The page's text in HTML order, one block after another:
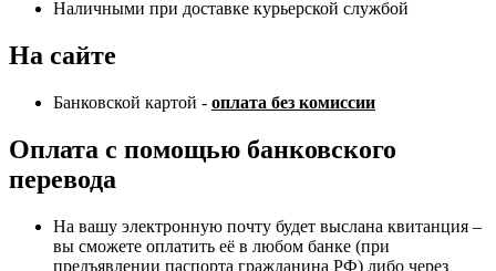
Наличными при доставке курьерской службой
На сайте
Банковской картой - оплата без комиссии
Оплата с помощью банковского
перевода
На вашу электронную почту будет выслана квитанция –
вы сможете оплатить её в любом банке (при
предъявлении паспорта гражданина РФ) либо через